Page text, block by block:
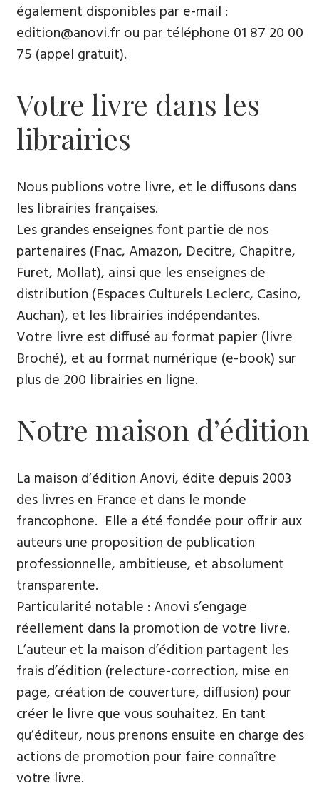
également disponibles par e-mail :
edition@anovi.fr ou par téléphone ​​0​1 87 20 00
75 (appel gratuit).
Votre livre dans les
librairies
Nous publions votre livre, et le diffusons dans
les librairies françaises​.
Les grandes enseignes font partie de nos
partenaires (Fnac, Amazon, Decitre, Chapitre,
Furet, Mollat), ainsi que les enseignes de
distribution (Espaces Culturels Leclerc, Casino,
Auchan), et les librairies indépendantes.
Votre livre est diffusé au format papier (livre
Broché), et au format numérique (e-book) sur
plus de 200 librairies en ligne.
Notre maison d’édition
La maison d’édition Anovi, édite depuis 2003
des livres en France et dans le monde
francophone. Elle a été fondée pour offrir aux
auteurs une proposition de publication
professionnelle, ambitieuse, et absolument
transparente.
Particularité notable : Anovi s’engage
réellement dans la promotion de votre livre.
L’auteur et la maison d’édition partagent les
frais d’édition (relecture-correction, mise en
page, création de couverture, diffusion) pour
créer le livre que vous souhaitez. En tant
qu’éditeur, nous prenons ensuite en charge des
actions de promotion pour faire connaître
votre livre.